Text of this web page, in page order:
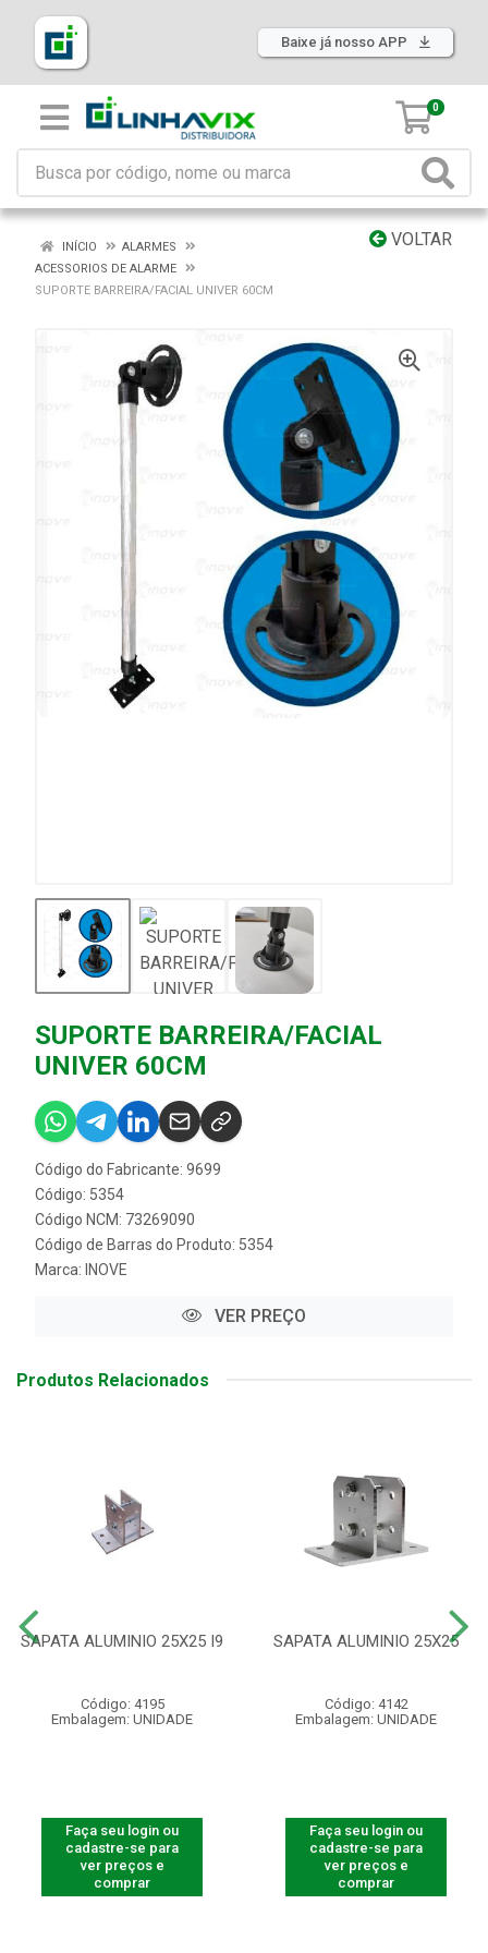
Baixe já nosso APP
0
VOLTAR
INÍCIO
ALARMES
ACESSORIOS DE ALARME
SUPORTE BARREIRA/FACIAL UNIVER 60CM
SUPORTE BARREIRA/FACIAL
UNIVER 60CM
Código do Fabricante: 9699
Código: 5354
Código NCM: 73269090
Código de Barras do Produto: 5354
Marca: INOVE
VER PREÇO
Produtos Relacionados
SAPATA ALUMINIO 25X25 I9
Código: 4195
Embalagem: UNIDADE
Faça seu login ou
cadastre-se para
ver preços e
comprar
SAPATA ALUMINIO 25X25
Código: 4142
Embalagem: UNIDADE
Faça seu login ou
cadastre-se para
ver preços e
comprar